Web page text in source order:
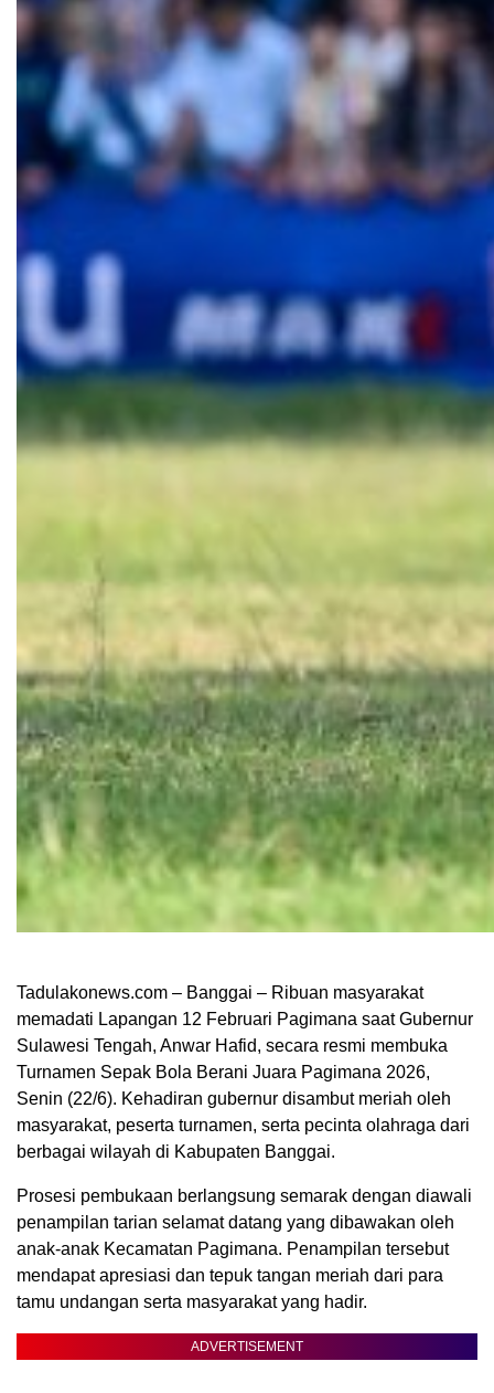
Tadulakonews.com – Banggai – Ribuan masyarakat
memadati Lapangan 12 Februari Pagimana saat Gubernur
Sulawesi Tengah, Anwar Hafid, secara resmi membuka
Turnamen Sepak Bola Berani Juara Pagimana 2026,
Senin (22/6). Kehadiran gubernur disambut meriah oleh
masyarakat, peserta turnamen, serta pecinta olahraga dari
berbagai wilayah di Kabupaten Banggai.
Prosesi pembukaan berlangsung semarak dengan diawali
penampilan tarian selamat datang yang dibawakan oleh
anak-anak Kecamatan Pagimana. Penampilan tersebut
mendapat apresiasi dan tepuk tangan meriah dari para
tamu undangan serta masyarakat yang hadir.
ADVERTISEMENT